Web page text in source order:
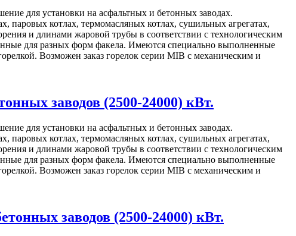
для установки на асфальтных и бетонных заводах.
котлах, термомасляных котлах, сушильных агрегатах,
и длинами жаровой трубы в соответствии с технологическим
для разных форм факела. Имеются специально выполненные
Возможен заказ горелок серии MIB с механическим и
заводов (2500-24000) кВт.
для установки на асфальтных и бетонных заводах.
котлах, термомасляных котлах, сушильных агрегатах,
и длинами жаровой трубы в соответствии с технологическим
для разных форм факела. Имеются специально выполненные
Возможен заказ горелок серии MIB с механическим и
заводов (2500-24000) кВт.